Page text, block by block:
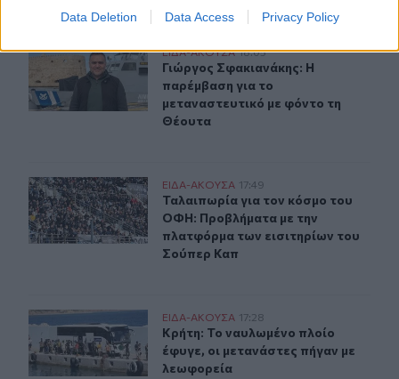
Data Deletion Data Access Privacy Policy
Γιώργος Σφακιανάκης: Η παρέμβαση για το
ΕΙΔΑ-ΑΚΟΥΣΑ 18:05
Γιώργος Σφακιανάκης: Η
Γιώργος Σφακιανάκης: Η
παρέμβαση για το
μεταναστευτικό με φόντο τη
Θέουτα
Ταλαιπωρία για τον κόσμο του ΟΦΗ: Προβλήματα με
ΕΙΔΑ-ΑΚΟΥΣΑ 17:49
Ταλαιπωρία για τον κόσμο του
Ταλαιπωρία για τον κόσμο του
ΟΦΗ: Προβλήματα με την
πλατφόρμα των εισιτηρίων του
Σούπερ Καπ
Κρήτη: Το ναυλωμένο πλοίο έφυγε, οι μετανάστες
ΕΙΔΑ-ΑΚΟΥΣΑ 17:28
Κρήτη: Το ναυλωμένο πλοίο έφυγε,
Κρήτη: Το ναυλωμένο πλοίο
έφυγε, οι μετανάστες πήγαν με
λεωφορεία